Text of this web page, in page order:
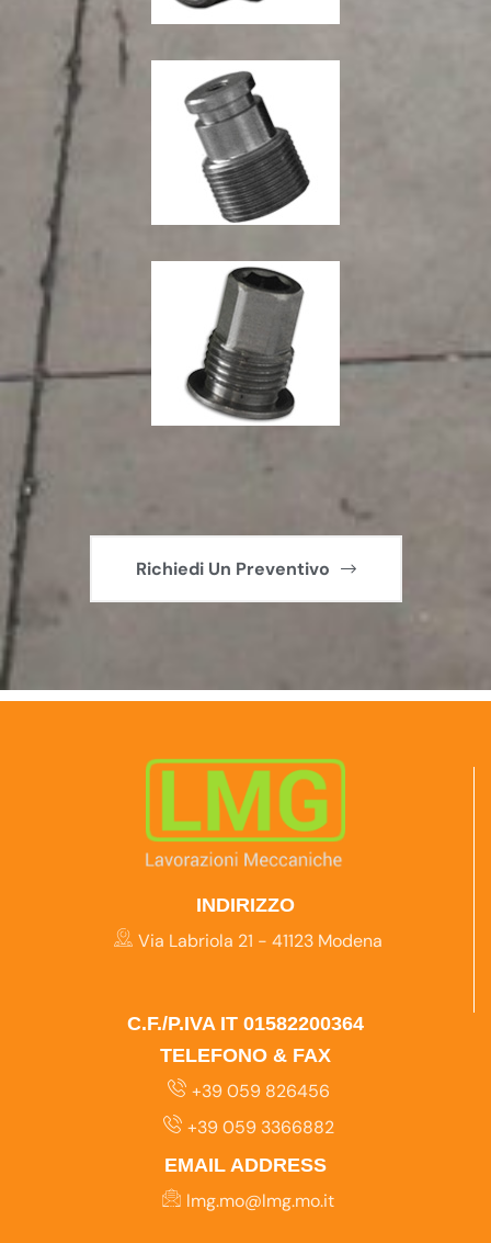
Richiedi Un Preventivo
INDIRIZZO
Via Labriola 21 - 41123 Modena
C.F./P.IVA IT 01582200364
TELEFONO & FAX
+39 059 826456
+39 059 3366882
EMAIL ADDRESS
lmg.mo@lmg.mo.it